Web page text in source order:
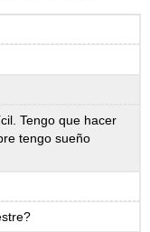
Tengo que hacer
tengo sueño